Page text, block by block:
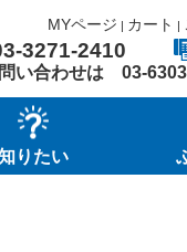
MYページ | カート |
3271-2410
い合わせは 03-
りたい